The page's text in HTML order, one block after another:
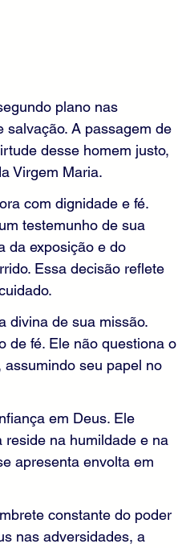
plano nas
salvação. A passagem de
desse homem justo,
Virgem Maria.
com dignidade e fé.
testemunho de sua
da exposição e do
Essa decisão reflete
divina de sua missão.
de fé. Ele não questiona o
seu papel no
em Deus. Ele
na humildade e na
apresenta envolta em
constante do poder
nas adversidades, a